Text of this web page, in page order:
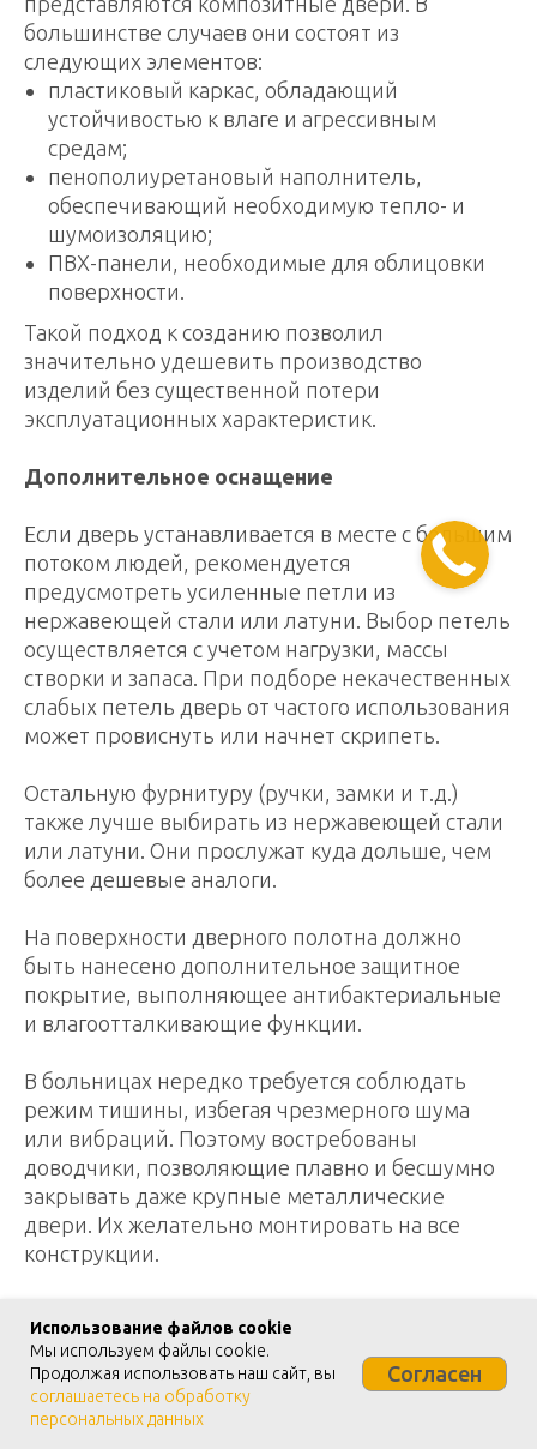
большинстве случаев они состоят из
следующих элементов:
пластиковый каркас, обладающий
устойчивостью к влаге и агрессивным
средам;
пенополиуретановый наполнитель,
обеспечивающий необходимую тепло- и
шумоизоляцию;
ПВХ-панели, необходимые для облицовки
поверхности.
Такой подход к созданию позволил
значительно удешевить производство
изделий без существенной потери
эксплуатационных характеристик.
Дополнительное оснащение
Если дверь устанавливается в месте с большим
потоком людей, рекомендуется
предусмотреть усиленные петли из
нержавеющей стали или латуни. Выбор петель
осуществляется с учетом нагрузки, массы
створки и запаса. При подборе некачественных
слабых петель дверь от частого использования
может провиснуть или начнет скрипеть.
Остальную фурнитуру (ручки, замки и т.д.)
также лучше выбирать из нержавеющей стали
или латуни. Они прослужат куда дольше, чем
более дешевые аналоги.
На поверхности дверного полотна должно
быть нанесено дополнительное защитное
покрытие, выполняющее антибактериальные
и влагоотталкивающие функции.
В больницах нередко требуется соблюдать
режим тишины, избегая чрезмерного шума
или вибраций. Поэтому востребованы
доводчики, позволяющие плавно и бесшумно
закрывать даже крупные металлические
двери. Их желательно монтировать на все
конструкции.
двери предусматривают дополнительные
контуры уплотнения. Они помогут защитить
помещение от проникновения грязи или пыли
извне, а также значительно снизят уровень
Использование файлов cookie
Мы используем файлы cookie.
Продолжая использовать наш сайт, вы
соглашаетесь на обработку
персональных данных
Согласен